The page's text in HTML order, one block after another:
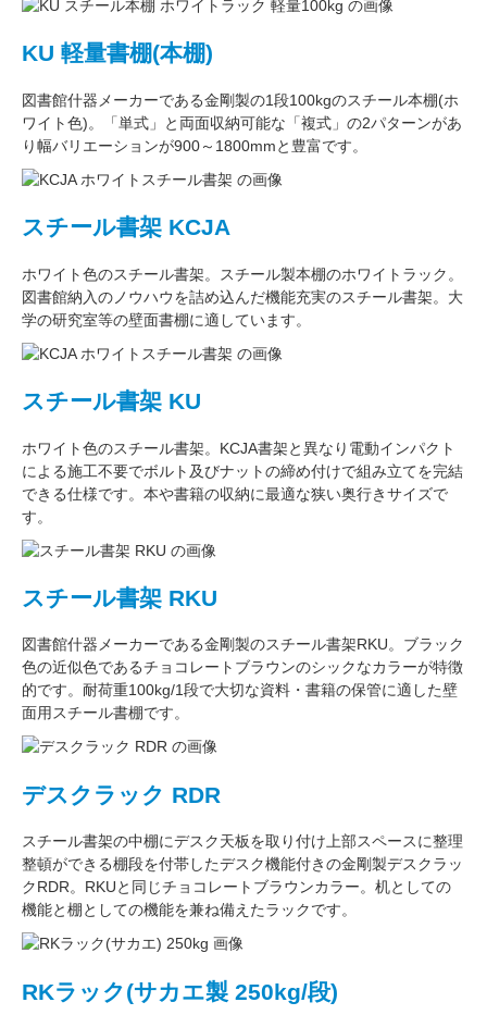
KU 軽量書棚(本棚)
図書館什器メーカーである金剛製の1段100kgのスチール本棚(ホ
ワイト色)。
「単式」 と両面収納可能な 「複式」 の2パターンがあ
り幅バリエーションが900～1800mmと豊富です。
スチール書架 KCJA
ホワイト色のスチール書架。スチール製本棚のホワイトラック 。
図書館納入のノウハウを詰め込んだ機能充実のスチール書架。 大
学の研究室等の壁面書棚に適しています。
スチール書架 KU
ホワイト色のスチール書架。KCJA書架と異なり電動インパクト
による施工不要でボルト及びナットの締め付けで組み立てを完結
できる仕様です。本や書籍の収納に最適な狭い奥行きサイズで
す。
スチール書架 RKU
図書館什器メーカーである金剛製のスチール書架RKU。ブラック
色の近似色であるチョコレートブラウンのシックなカラーが特徴
的です。耐荷重100kg/1段で大切な資料・書籍の保管に適した壁
面用スチール書棚です。
デスクラック RDR
スチール書架の中棚にデスク天板を取り付け上部スペースに整理
整頓ができる棚段を付帯したデスク機能付きの金剛製デスクラッ
クRDR。RKUと同じチョコレートブラウンカラー。 机としての
機能と棚としての機能を兼ね備えたラックです。
RKラック(サカエ製 250kg/段)